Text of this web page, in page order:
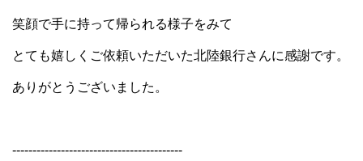
笑顔で手に持って帰られる様子をみて
とても嬉しくご依頼いただいた北陸銀行さんに感謝です。
ありがとうございました。
------------------------------------------